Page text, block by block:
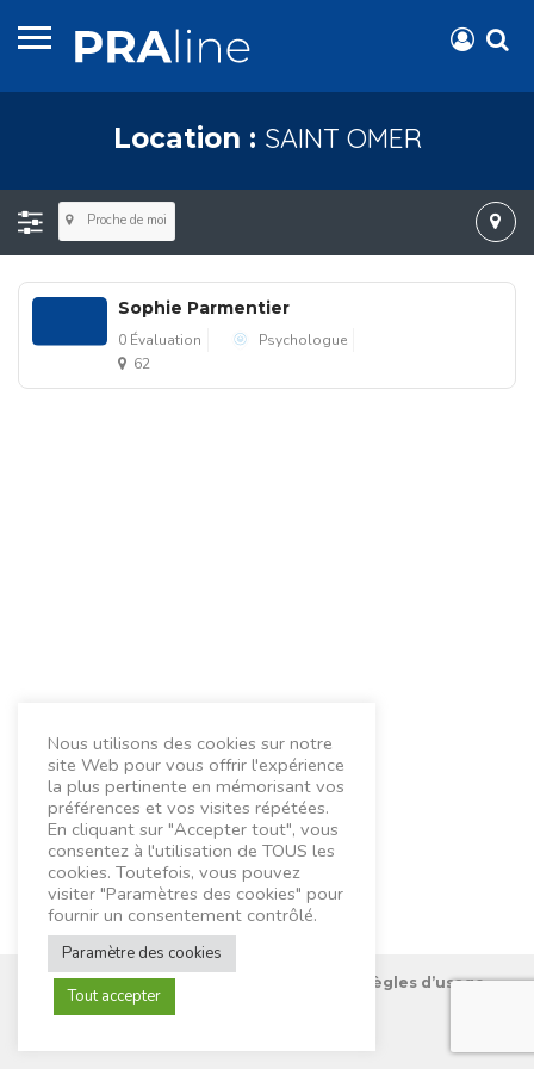
Location : SAINT OMER
Proche de moi
Sophie Parmentier
0 Évaluation
Psychologue
62
Nous connaître Règles d’usage
Nous utilisons des cookies sur notre
site Web pour vous offrir l'expérience
la plus pertinente en mémorisant vos
préférences et vos visites répétées.
En cliquant sur "Accepter tout", vous
consentez à l'utilisation de TOUS les
cookies. Toutefois, vous pouvez
visiter "Paramètres des cookies" pour
fournir un consentement contrôlé.
Paramètre des cookies
Tout accepter